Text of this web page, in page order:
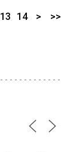
13 14 > >>